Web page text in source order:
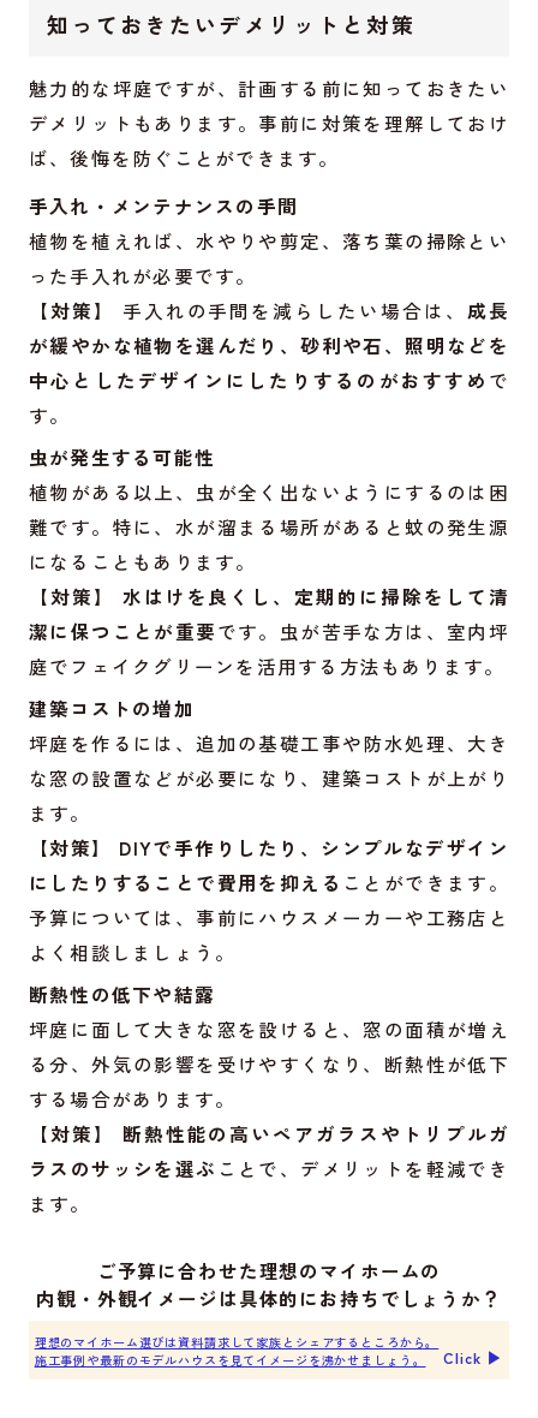
知っておきたいデメリットと対策
魅力的な坪庭ですが、計画する前に知っておきたい
デメリットもあります。事前に対策を理解しておけ
ば、後悔を防ぐことができます。
手入れ・メンテナンスの手間
植物を植えれば、水やりや剪定、落ち葉の掃除とい
った手入れが必要です。
【対策】
手入れの手間を減らしたい場合は、 成長
が緩やかな植物を選んだり、砂利や石、照明などを
中心としたデザインにしたりするのがおすすめ で
す。
虫が発生する可能性
植物がある以上、虫が全く出ないようにするのは困
難です。特に、水が溜まる場所があると蚊の発生源
になることもあります。
【対策】
水はけを良くし、定期的に掃除をして清
潔に保つことが重要です。虫が苦手な方は、室内坪
庭でフェイクグリーンを活用する方法もあります。
建築コストの増加
坪庭を作るには、追加の基礎工事や防水処理、大き
な窓の設置などが必要になり、建築コストが上がり
ます。
【対策】
DIYで手作りしたり、シンプルなデザイン
にしたりすることで費用を抑える ことができます。
予算については、事前にハウスメーカーや工務店と
よく相談しましょう。
断熱性の低下や結露
坪庭に面して大きな窓を設けると、窓の面積が増え
る分、外気の影響を受けやすくなり、断熱性が低下
する場合があります。
【対策】
断熱性能の高いペアガラスやトリプルガ
ラスのサッシを選ぶ ことで、デメリットを軽減でき
ます。
ご予算に合わせた理想のマイホームの
内観・外観イメージは具体的にお持ちでしょうか？
理想のマイホーム選びは資料請求して家族とシェアするところから。
施工事例や最新のモデルハウスを見てイメージを沸かせましょう。
Click ▶︎